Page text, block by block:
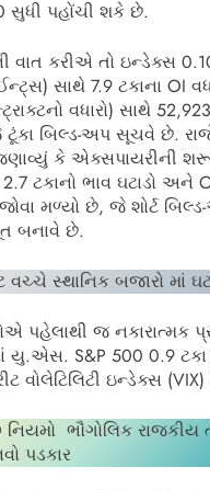
સુધી પહોંચી શકે છે.
વાત કરીએ તો ઇન્ડેક્સ
સાથે 7.9 ટકાના OI
વધારો) સાથે
ટૂંકા બિલ્ડ-અપ સૂચવે છે.
કે એક્સપાયરીની
ટકાનો ભાવ ઘટાડો અને
જોવા મળ્યો છે, જે શોર્ટ
બનાવે છે.
વચ્ચે સ્થાનિક બજારો માં
પહેલાથી જ નકારાત્મક
S&P 500 0.9 ટકા
વોલેટિલિટી ઇન્ડેક્સ
નિયમો ભૌગોલિક રાજકીય
પડકાર